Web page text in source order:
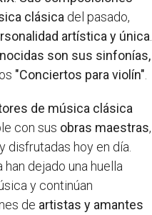
clásica del pasado,
artística y única
son sus sinfonías,
"Conciertos para violín"
de música clásica
con sus obras maestras,
disfrutadas hoy en día.
dejado una huella
y continúan
de artistas y amantes